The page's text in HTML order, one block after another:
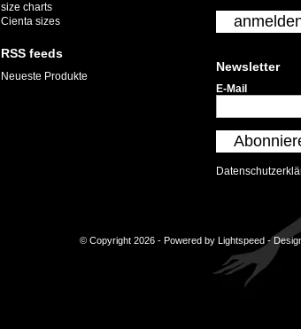
size charts
Cienta sizes
RSS feeds
Neueste Produkte
Newsletter
E-Mail
© Copyright 2026 - Powered by Lightspeed-